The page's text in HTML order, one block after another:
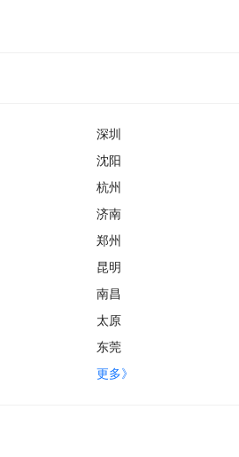
深圳
沈阳
杭州
济南
郑州
昆明
南昌
太原
东莞
更多》